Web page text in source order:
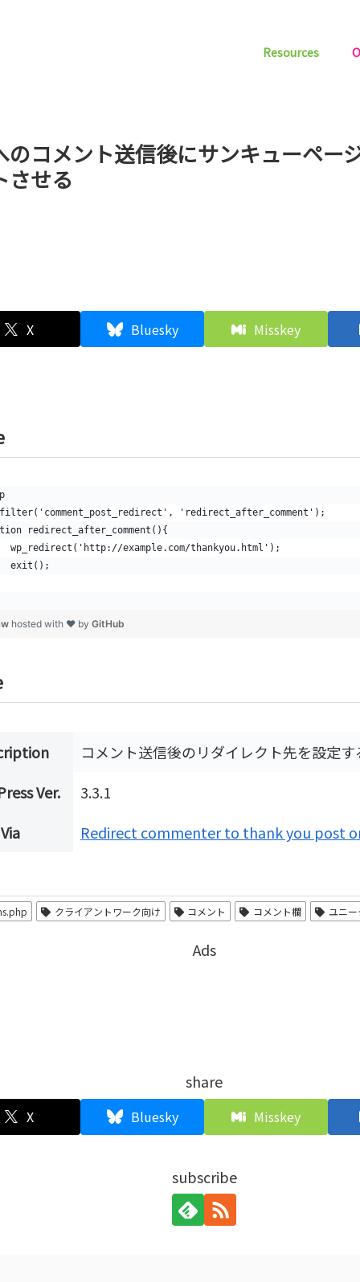
Resources
のコメント送信後にサンキューペー
させる
X Bluesky Misskey
'redirect_after_comment');
redirect_after_comment(){
wp_redirect('http://example.com/thankyou.html');
exit();
hosted with ❤ by GitHub
コメント送信後のリダイレクト先を設定す
Ver.
3.3.1
Via
Redirect commenter to thank you post
クライアントワーク向け コメント コメント欄 ユニー
Ads
share
X Bluesky Misskey
subscribe